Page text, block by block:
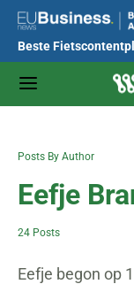
Beste
Posts By Author
Eefje
24 Posts
Eefje begon op